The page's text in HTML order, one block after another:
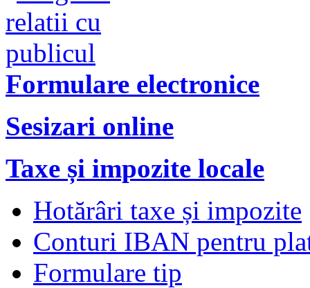
Formulare electronice
Sesizari online
Taxe și impozite locale
Hotărâri taxe și impozite
Conturi IBAN pentru
Formulare tip